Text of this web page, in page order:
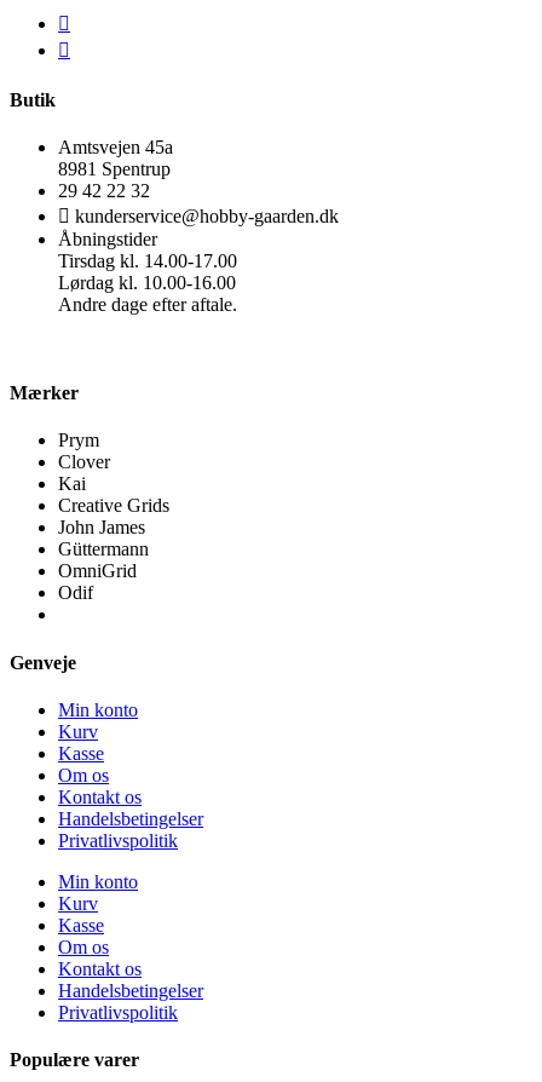
Butik
Amtsvejen 45a
8981 Spentrup
29 42 22 32
kunderservice@hobby-gaarden.dk
Åbningstider
Tirsdag kl. 14.00-17.00
Lørdag kl. 10.00-16.00
Andre dage efter aftale.
Mærker
Prym
Clover
Kai
Creative Grids
John James
Güttermann
OmniGrid
Odif
Genveje
Min konto
Kurv
Kasse
Om os
Kontakt os
Handelsbetingelser
Privatlivspolitik
Min konto
Kurv
Kasse
Om os
Kontakt os
Handelsbetingelser
Privatlivspolitik
Populære varer